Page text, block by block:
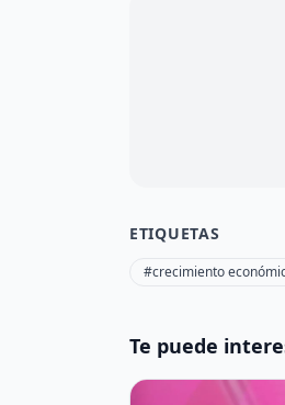
ETIQUETAS
#crecimiento
Te puede